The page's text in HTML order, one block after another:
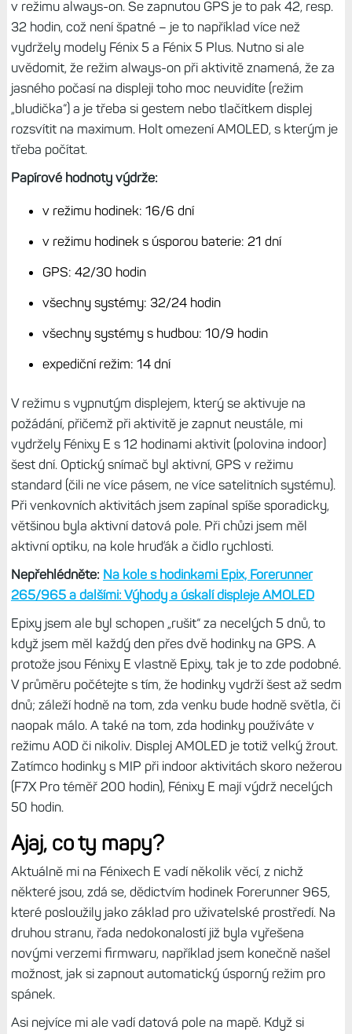
v režimu always-on. Se zapnutou GPS je to pak 42, resp.
32 hodin, což není špatné – je to například více než
vydržely modely Fénix 5 a Fénix 5 Plus. Nutno si ale
uvědomit, že režim always-on při aktivitě znamená, že za
jasného počasí na displeji toho moc neuvidíte (režim
„bludička“) a je třeba si gestem nebo tlačítkem displej
rozsvítit na maximum. Holt omezení AMOLED, s kterým je
třeba počítat.
Papírové hodnoty výdrže:
v režimu hodinek: 16/6 dní
v režimu hodinek s úsporou baterie: 21 dní
GPS: 42/30 hodin
všechny systémy: 32/24 hodin
všechny systémy s hudbou: 10/9 hodin
expediční režim: 14 dní
V režimu s vypnutým displejem, který se aktivuje na
požádání, přičemž při aktivitě je zapnut neustále, mi
vydržely Fénixy E s 12 hodinami aktivit (polovina indoor)
šest dní. Optický snímač byl aktivní, GPS v režimu
standard (čili ne více pásem, ne více satelitních systému).
Při venkovních aktivitách jsem zapínal spíše sporadicky,
většinou byla aktivní datová pole. Při chůzi jsem měl
aktivní optiku, na kole hruďák a čidlo rychlosti.
Nepřehlédněte: Na kole s hodinkami Epix, Forerunner
265/965 a dalšími: Výhody a úskalí displeje AMOLED
Epixy jsem ale byl schopen „rušit“ za necelých 5 dnů, to
když jsem měl každý den přes dvě hodinky na GPS. A
protože jsou Fénixy E vlastně Epixy, tak je to zde podobné.
V průměru počétejte s tím, že hodinky vydrží šest až sedm
dnů; záleží hodně na tom, zda venku bude hodně světla, či
naopak málo. A také na tom, zda hodinky používáte v
režimu AOD či nikoliv. Displej AMOLED je totiž velký žrout.
Zatímco hodinky s MIP při indoor aktivitách skoro nežerou
(F7X Pro téměř 200 hodin), Fénixy E mají výdrž necelých
50 hodin.
Ajaj, co ty mapy?
Aktuálně mi na Fénixech E vadí několik věcí, z nichž
některé jsou, zdá se, dědictvím hodinek Forerunner 965,
které posloužily jako základ pro uživatelské prostředí. Na
druhou stranu, řada nedokonalostí již byla vyřešena
novými verzemi firmwaru, například jsem konečně našel
možnost, jak si zapnout automatický úsporný režim pro
spánek.
Asi nejvíce mi ale vadí datová pole na mapě. Když si